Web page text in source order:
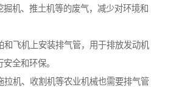
掘机、推土机等的废气，减少对环境和
和飞机上安装排气管，用于排放发动机
全和环保。
拉机、收割机等农业机械也需要排气管